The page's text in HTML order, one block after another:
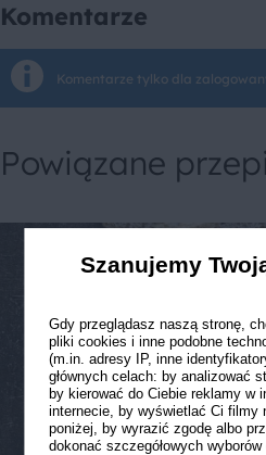
Komentarze
Komentarze tylko dla
Powiązane
Szanujemy
Gdy przeglądasz naszą stronę,
pliki cookies i inne podobne
(m.in. adresy IP, inne
głównych celach: by analizować
by kierować do Ciebie reklamy w
internecie, by wyświetlać Ci filmy
poniżej, by wyrazić zgodę albo
dokonać szczegółowych